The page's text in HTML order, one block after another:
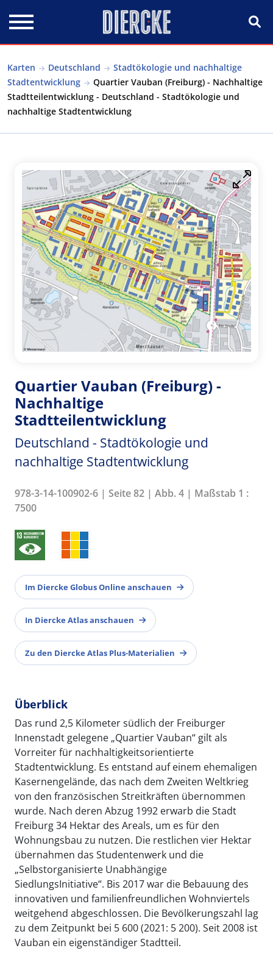
Karten Deutschland
Stadtökologie und nachhaltige
Stadtentwicklung
Quartier Vauban (Freiburg) - Nachhaltige
Stadtteilentwicklung - Deutschland - Stadtökologie und
nachhaltige Stadtentwicklung
Quartier Vauban (Freiburg) -
Nachhaltige
Stadtteilentwicklung
Deutschland - Stadtökologie und
nachhaltige Stadtentwicklung
978-3-14-100902-6 | Seite 82 | Abb. 4 | Maßstab 1 :
7500
Im Diercke Globus Online anschauen
In Diercke Atlas anschauen
Zu den Diercke Atlas Plus-Materialien
Überblick
Das rund 2,5 Kilometer südlich der Freiburger
Innenstadt gelegene „Quartier Vauban“ gilt als
Vorreiter für nachhaltigkeitsorientierte
Stadtentwicklung. Es entstand auf einem ehemaligen
Kasernengelände, das nach dem Zweiten Weltkrieg
von den französischen Streitkräften übernommen
wurde. Nach deren Abzug 1992 erwarb die Stadt
Freiburg 34 Hektar des Areals, um es für den
Wohnungsbau zu nutzen. Die restlichen vier Hektar
übernahmen das Studentenwerk und die
„Selbstorganisierte Unabhängige
SiedlungsInitiative“. Bis 2017 war die Bebauung des
innovativen und familienfreundlichen Wohnviertels
weitgehend abgeschlossen. Die Bevölkerungszahl lag
zu dem Zeitpunkt bei 5 600 (2021: 5 200). Seit 2008 ist
Vauban ein eigenständiger Stadtteil.